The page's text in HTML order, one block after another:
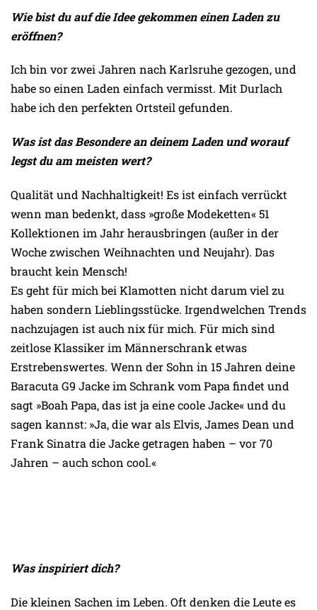
Wie bist du auf die Idee gekommen einen Laden zu
eröffnen?
Ich bin vor zwei Jahren nach Karlsruhe gezogen, und
habe so einen Laden einfach vermisst. Mit Durlach
habe ich den perfekten Ortsteil gefunden.
Was ist das Besondere an deinem Laden und worauf
legst du am meisten wert?
Qualität und Nachhaltigkeit! Es ist einfach verrückt
wenn man bedenkt, dass »große Modeketten« 51
Kollektionen im Jahr herausbringen (außer in der
Woche zwischen Weihnachten und Neujahr). Das
braucht kein Mensch!
Es geht für mich bei Klamotten nicht darum viel zu
haben sondern Lieblingsstücke. Irgendwelchen Trends
nachzujagen ist auch nix für mich. Für mich sind
zeitlose Klassiker im Männerschrank etwas
Erstrebenswertes. Wenn der Sohn in 15 Jahren deine
Baracuta G9 Jacke im Schrank vom Papa findet und
sagt »Boah Papa, das ist ja eine coole Jacke« und du
sagen kannst: »Ja, die war als Elvis, James Dean und
Frank Sinatra die Jacke getragen haben – vor 70
Jahren – auch schon cool.«
Was inspiriert dich?
Die kleinen Sachen im Leben. Oft denken die Leute es